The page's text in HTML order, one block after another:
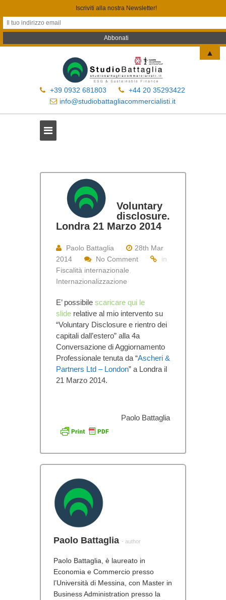
+39 0932 681803
+44 20 35293422
info@studiobattagliacommercialisti.it
Voluntary
disclosure.
Londra 21 Marzo 2014
Paolo Battaglia
28th Mar
2014
No Comment
in
Fiscalità internazionale
Internazionalizzazione
E’ possibile scaricare qui le
slide relative al mio intervento su
“Voluntary Disclosure e rientro dei
capitali dall’estero” alla 4a
Conversazione di Aggiornamento
Professionale tenuta da “Ascheri &
Partners Ltd – London” a Londra il
21 Marzo 2014.
Paolo Battaglia
Paolo Battaglia - author
Paolo Battaglia, è laureato in
Economia e Commercio presso
l’Università di Messina, con Master in
Business Administration presso la
Iscriviti alla nostra Newsletter!
▲